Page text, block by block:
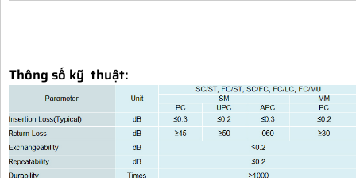
Thông số kỹ thuật: